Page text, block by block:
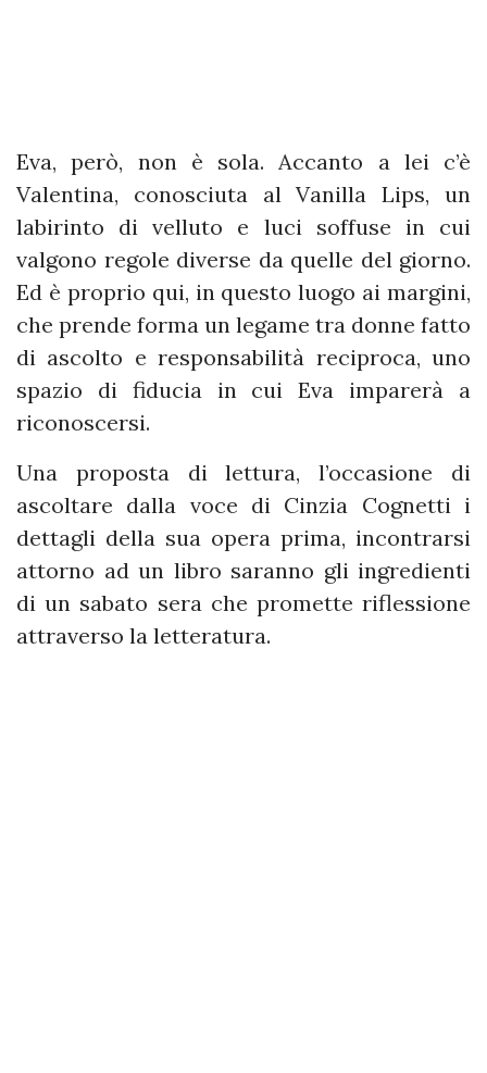
Eva, però, non è sola. Accanto a lei c’è
Valentina, conosciuta al Vanilla Lips, un
labirinto di velluto e luci soffuse in cui
valgono regole diverse da quelle del giorno.
Ed è proprio qui, in questo luogo ai margini,
che prende forma un legame tra donne fatto
di ascolto e responsabilità reciproca, uno
spazio di fiducia in cui Eva imparerà a
riconoscersi.
Una proposta di lettura, l’occasione di
ascoltare dalla voce di Cinzia Cognetti i
dettagli della sua opera prima, incontrarsi
attorno ad un libro saranno gli ingredienti
di un sabato sera che promette riflessione
attraverso la letteratura.